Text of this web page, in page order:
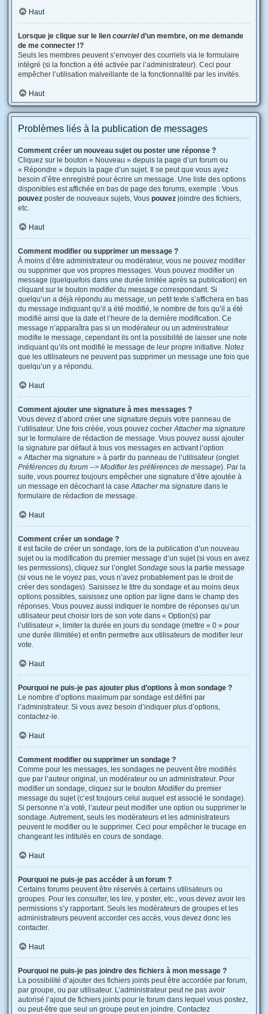
Haut
Lorsque je clique sur le lien courrield’un membre, on me demande
de me connecter !?
Seuls les membres peuvent s’envoyer des courriels via le formulaire
intégré (si la fonction a été activée par l’administrateur). Ceci pour
empêcher l’utilisation malveillante de la fonctionnalité par les invités.
Haut
Problèmes liés à la publication de messages
Comment créer un nouveau sujet ou poster une réponse ?
Cliquez sur le bouton « Nouveau » depuis la page d’un forum ou
« Répondre » depuis la page d’un sujet. Il se peut que vous ayez
besoin d’être enregistré pour écrire un message. Une liste des options
disponibles est affichée en bas de page des forums, exemple : Vous
pouvez poster de nouveaux sujets, Vous pouvez joindre des fichiers,
etc.
Haut
Comment modifier ou supprimer un message ?
À moins d’être administrateur ou modérateur, vous ne pouvez modifier
ou supprimer que vos propres messages. Vous pouvez modifier un
message (quelquefois dans une durée limitée après sa publication) en
cliquant sur le bouton modifierdu message correspondant. Si
quelqu’un a déjà répondu au message, un petit texte s’affichera en bas
du message indiquant qu’il a été modifié, le nombre de fois qu’il a été
modifié ainsi que la date et l’heure de la dernière modification. Ce
message n’apparaîtra pas si un modérateur ou un administrateur
modifie le message, cependant ils ont la possibilité de laisser une note
indiquant qu’ils ont modifié le message de leur propre initiative. Notez
que les utilisateurs ne peuvent pas supprimer un message une fois que
quelqu’un y a répondu.
Haut
Comment ajouter une signature à mes messages ?
Vous devez d’abord créer une signature depuis votre panneau de
l’utilisateur. Une fois créée, vous pouvez cocherAttacher ma signature
sur le formulaire de rédaction de message. Vous pouvez aussi ajouter
la signature par défaut à tous vos messages en activant l’option
« Attacher ma signature » à partir du panneau de l’utilisateur (onglet
Préférences du forum --> Modifier les préférences de message). Par la
suite, vous pourrez toujours empêcher une signature d’être ajoutée à
un message en décochant la caseAttacher ma signature dans le
formulaire de rédaction de message.
Haut
Comment créer un sondage ?
Il est facile de créer un sondage, lors de la publication d’un nouveau
sujet ou la modification du premier message d’un sujet (si vous en avez
les permissions), cliquez sur l’ongletSondage sous la partie message
(si vous ne le voyez pas, vous n’avez probablement pas le droit de
créer des sondages). Saisissez le titre du sondage et au moins deux
options possibles, saisissez une option par ligne dans le champ des
réponses. Vous pouvez aussi indiquer le nombre de réponses qu’un
utilisateur peut choisir lors de son vote dans « Option(s) par
l’utilisateur », limiter la durée en jours du sondage (mettre « 0 » pour
une durée illimitée) et enfin permettre aux utilisateurs de modifier leur
vote.
Haut
Pourquoi ne puis-je pas ajouter plus d’options à mon sondage ?
Le nombre d’options maximum par sondage est défini par
l’administrateur. Si vous avez besoin d’indiquer plus d’options,
contactez-le.
Haut
Comment modifier ou supprimer un sondage ?
Comme pour les messages, les sondages ne peuvent être modifiés
que par l’auteur original, un modérateur ou un administrateur. Pour
modifier un sondage, cliquez sur le bouton Modifierdu premier
message du sujet (c’est toujours celui auquel est associé le sondage).
Si personne n’a voté, l’auteur peut modifier une option ou supprimer le
sondage. Autrement, seuls les modérateurs et les administrateurs
peuvent le modifier ou le supprimer. Ceci pour empêcher le trucage en
changeant les intitulés en cours de sondage.
Haut
Pourquoi ne puis-je pas accéder à un forum ?
Certains forums peuvent être réservés à certains utilisateurs ou
groupes. Pour les consulter, les lire, y poster, etc., vous devez avoir les
permissions s’y rapportant. Seuls les modérateurs de groupes et les
administrateurs peuvent accorder ces accès, vous devez donc les
contacter.
Haut
Pourquoi ne puis-je pas joindre des fichiers à mon message ?
La possibilité d’ajouter des fichiers joints peut être accordée par forum,
par groupe, ou par utilisateur. L’administrateur peut ne pas avoir
autorisé l’ajout de fichiers joints pour le forum dans lequel vous postez,
ou peut-être que seul un groupe peut en joindre. Contactez